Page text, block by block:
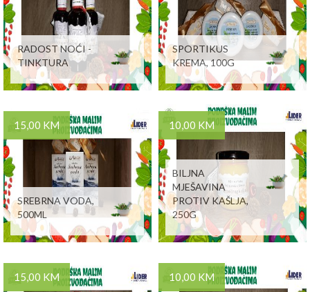
RADOST NOĆI -
TINKTURA
SPORTIKUS
KREMA, 100G
15,00 KM
SREBRNA VODA,
500ML
10,00 KM
BILJNA
MJEŠAVINA
PROTIV KAŠLJA,
250G
15,00 KM 10,00 KM